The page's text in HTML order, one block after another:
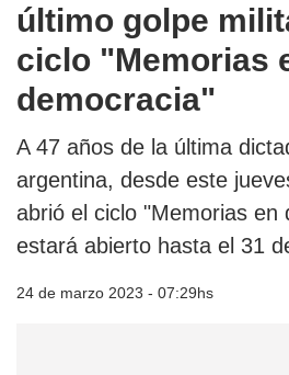
último golpe
ciclo "Memorias
democracia"
A 47 años de la última
argentina, desde este
abrió el ciclo "Memorias en
estará abierto hasta el 31
24 de marzo 2023 - 07:29hs